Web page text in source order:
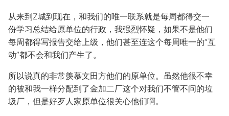
从来到Z城到现在，和我们的唯一联系就是每周都得交一
份学习总结给原单位的行政，我强烈怀疑，如果不是他们
每周都得写报告交给上级，他们甚至连这个每周唯一的“互
动”都不会和我们产生了。
所以说真的非常羡慕文田方他们的原单位。虽然他很不幸
的被和我一样分配到了金加二厂这个对我们不管不问的垃
圾厂，但是好歹人家原单位很关心他们啊。